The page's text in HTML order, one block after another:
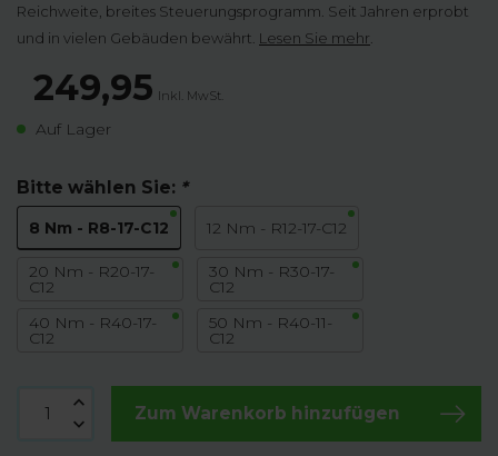
Reichweite, breites Steuerungsprogramm. Seit Jahren erprobt
und in vielen Gebäuden bewährt. Lesen Sie mehr
249,95 Inkl. MwSt.
Auf Lager
Bitte wählen Sie: *
8 Nm - R8-17-C12 12 Nm - R12-17-C12
20 Nm - R20-17-
C12
30 Nm - R30-17-
C12
40 Nm - R40-17-
C12
50 Nm - R40-11-
C12
Zum Warenkorb hinzufügen